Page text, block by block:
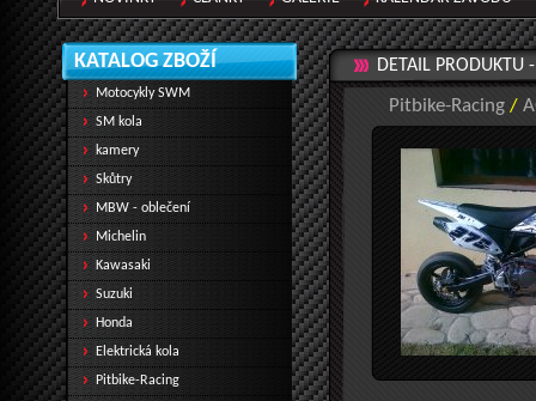
DETAIL PRODUKTU
Pitbike-Racing /
KATALOG ZBOŽÍ
Motocykly SWM
SM kola
kamery
Skůtry
MBW - oblečení
Michelin
Kawasaki
Suzuki
Honda
Elektrická kola
Pitbike-Racing